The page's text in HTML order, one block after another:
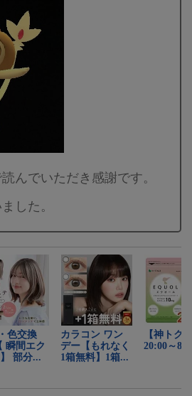
んでいただき感謝です。
した。